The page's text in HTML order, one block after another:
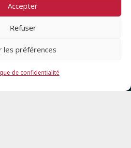
Accepter
Refuser
les préférences
de confidentialité